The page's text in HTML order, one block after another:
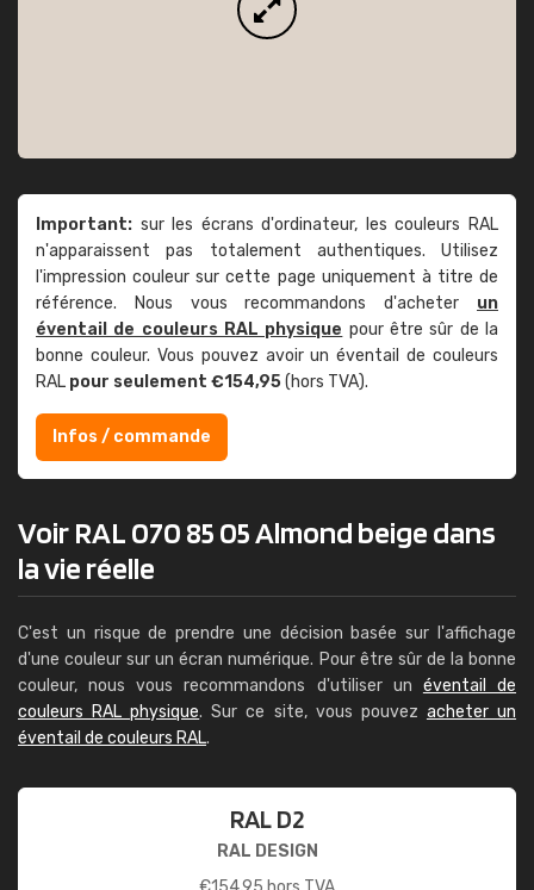
Important: sur les écrans d'ordinateur, les couleurs RAL
n'apparaissent pas totalement authentiques. Utilisez
l'impression couleur sur cette page uniquement à titre de
référence. Nous vous recommandons d'acheter un
éventail de couleurs RAL physique pour être sûr de la
bonne couleur. Vous pouvez avoir un éventail de couleurs
RAL pour seulement €154,95(hors TVA).
Infos / commande
Voir RAL 070 85 05 Almond beige dans
la vie réelle
C'est un risque de prendre une décision basée sur l'affichage
d'une couleur sur un écran numérique. Pour être sûr de la bonne
couleur, nous vous recommandons d'utiliser un éventail de
couleurs RAL physique. Sur ce site, vous pouvez acheter un
éventail de couleurs RAL.
RAL D2
RAL DESIGN